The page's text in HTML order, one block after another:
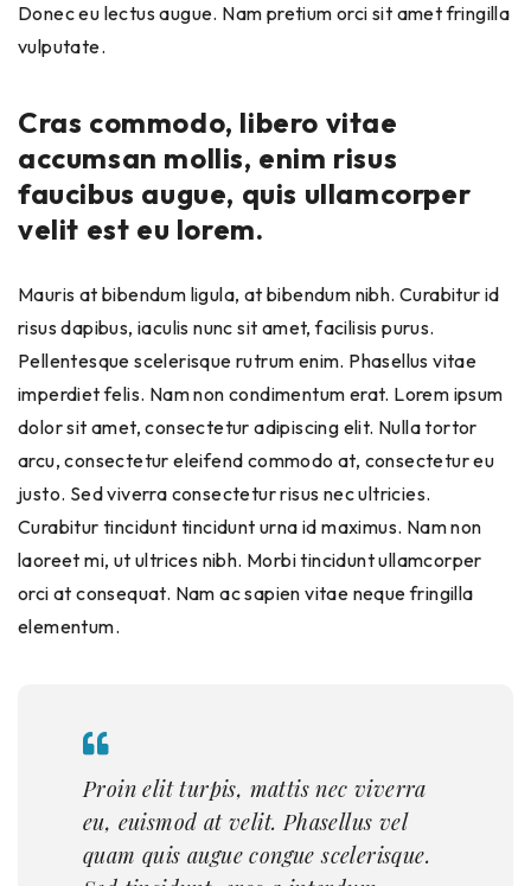
Donec eu lectus augue. Nam pretium orci sit amet fringilla
vulputate.
Cras commodo, libero vitae
accumsan mollis, enim risus
faucibus augue, quis ullamcorper
velit est eu lorem.
Mauris at bibendum ligula, at bibendum nibh. Curabitur id
risus dapibus, iaculis nunc sit amet, facilisis purus.
Pellentesque scelerisque rutrum enim. Phasellus vitae
imperdiet felis. Nam non condimentum erat. Lorem ipsum
dolor sit amet, consectetur adipiscing elit. Nulla tortor
arcu, consectetur eleifend commodo at, consectetur eu
justo. Sed viverra consectetur risus nec ultricies.
Curabitur tincidunt tincidunt urna id maximus. Nam non
laoreet mi, ut ultrices nibh. Morbi tincidunt ullamcorper
orci at consequat. Nam ac sapien vitae neque fringilla
elementum.
Proin elit turpis, mattis nec viverra
eu, euismod at velit. Phasellus vel
quam quis augue congue scelerisque.